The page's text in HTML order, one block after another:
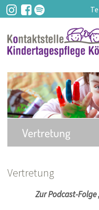
Vertretung
Vertretung
Zur Podcast-Folge